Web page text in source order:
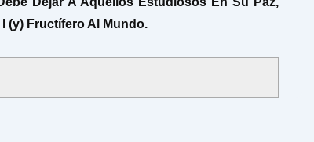
(y) Fructífero Al Mundo.